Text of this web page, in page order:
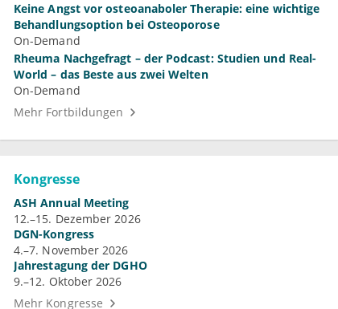
Keine Angst vor osteoanaboler Therapie: eine wichtige
Behandlungsoption bei Osteoporose
On-Demand
Rheuma Nachgefragt – der Podcast: Studien und Real-
World – das Beste aus zwei Welten
On-Demand
Mehr Fortbildungen
Kongresse
ASH Annual Meeting
12.–15. Dezember 2026
DGN-Kongress
4.–7. November 2026
Jahrestagung der DGHO
9.–12. Oktober 2026
Mehr Kongresse